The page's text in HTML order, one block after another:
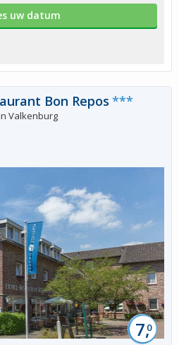
uw datum
7,0
Bon Repos ***
Valkenburg